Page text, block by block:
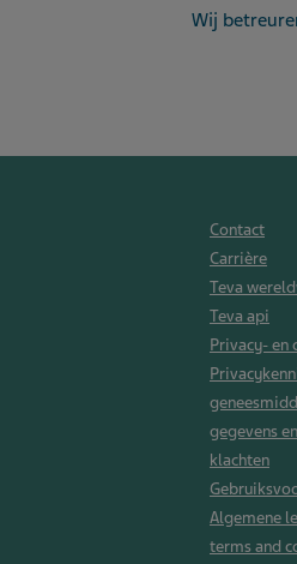
Wij
Contact
Carrière
Teva
Teva api
Privacy- en
gegevens
klachten
Algemene
terms and